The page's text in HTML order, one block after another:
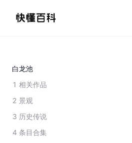
白龙池
1 相关作品
2 景观
3 历史传说
4 条目合集